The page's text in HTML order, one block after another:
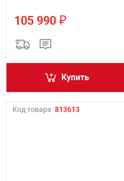
105 990 ₽
Купить
Код товара: 813613